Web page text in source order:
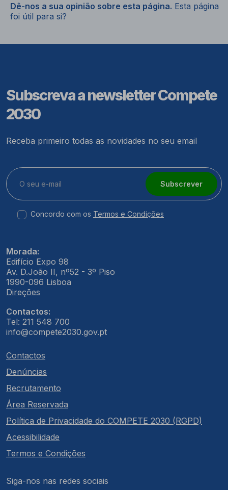
Dê-nos a sua opinião sobre esta página. Esta página
foi útil para si?
Subscreva a newsletter Compete
2030
Receba primeiro todas as novidades no seu email
Subscrever
Concordo com os Termos e Condições
Morada:
Edifício Expo 98
Av. D.João II, nº52 - 3º Piso
1990-096 Lisboa
Direções
Contactos:
Tel: 211 548 700
info@compete2030.gov.pt
Contactos
Denúncias
Recrutamento
Área Reservada
Política de Privacidade do COMPETE 2030 (RGPD)
Acessibilidade
Termos e Condições
Siga-nos nas redes sociais